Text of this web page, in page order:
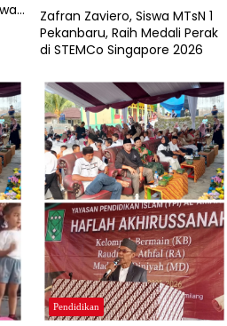
Zafran Zaviero, Siswa MTsN 1
Pekanbaru, Raih Medali Perak
di STEMCo Singapore 2026
Pendidikan